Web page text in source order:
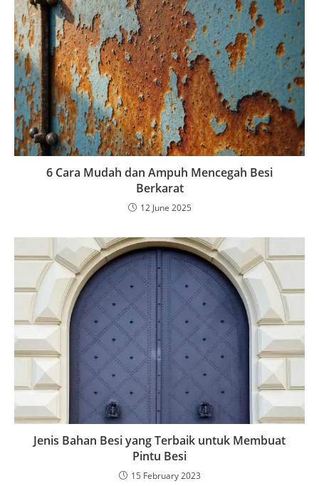
6 Cara Mudah dan Ampuh Mencegah Besi
Berkarat
12 June 2025
Jenis Bahan Besi yang Terbaik untuk Membuat
Pintu Besi
15 February 2023